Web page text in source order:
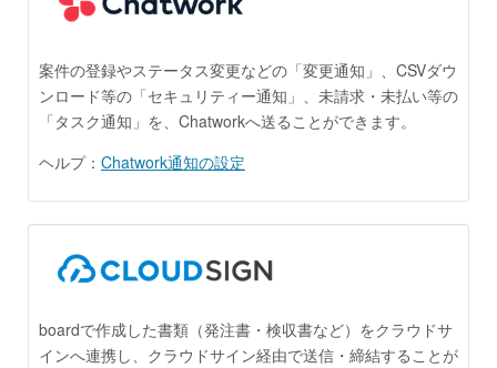
案件の登録やステータス変更などの「変更通知」、CSVダウ
ンロード等の「セキュリティー通知」、未請求・未払い等の
「タスク通知」を、Chatworkへ送ることができます。
ヘルプ： Chatwork通知の設定
boardで作成した書類（発注書・検収書など）をクラウドサ
インへ連携し、クラウドサイン経由で送信・締結することが